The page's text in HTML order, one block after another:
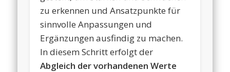
zu erkennen und Ansatzpunkte für
sinnvolle Anpassungen und
Ergänzungen ausfindig zu machen.
In diesem Schritt erfolgt der
Abgleich der vorhandenen Werte